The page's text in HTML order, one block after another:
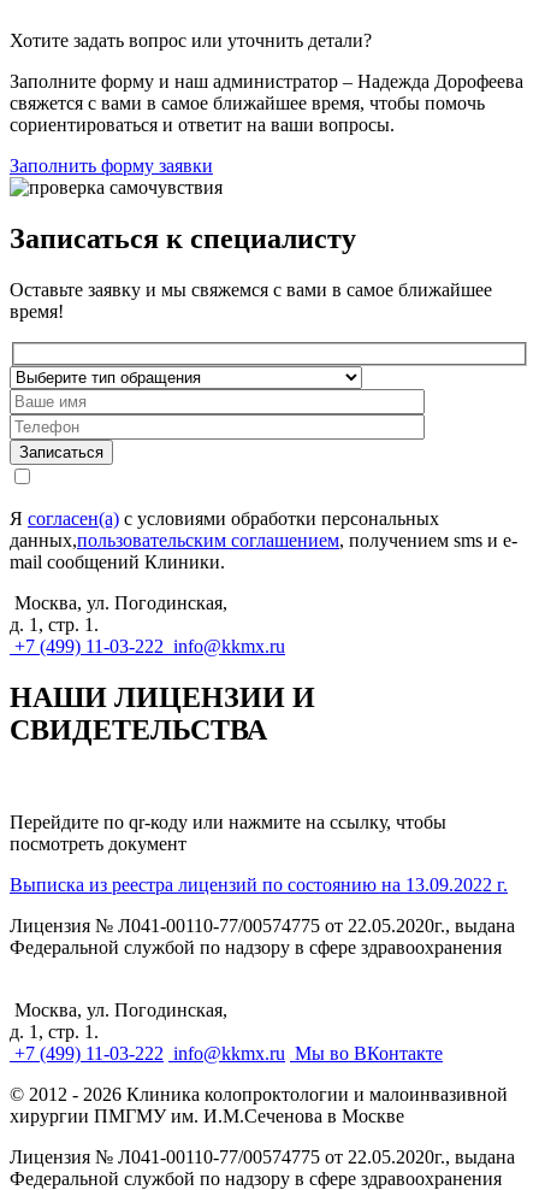
Хотите задать вопрос или уточнить детали?
Заполните форму и наш администратор – Надежда Дорофеева
свяжется с вами в самое ближайшее время, чтобы помочь
сориентироваться и ответит на ваши вопросы.
Заполнить форму заявки
Записаться к специалисту
Оставьте заявку и мы свяжемся с вами в самое ближайшее
время!
Записаться
Я согласен(а) с условиями обработки персональных
данных,пользовательским соглашением, получением sms и e-
mail сообщений Клиники.
Москва, ул. Погодинская,
д. 1, стр. 1.
+7 (499) 11-03-222 info@kkmx.ru
НАШИ ЛИЦЕНЗИИ И
СВИДЕТЕЛЬСТВА
Перейдите по qr-коду или нажмите на ссылку, чтобы
посмотреть документ
Выписка из реестра лицензий по состоянию на 13.09.2022 г.
Лицензия № Л041-00110-77/00574775 от 22.05.2020г., выдана
Федеральной службой по надзору в сфере здравоохранения
Москва, ул. Погодинская,
д. 1, стр. 1.
+7 (499) 11-03-222 info@kkmx.ru Мы во ВКонтакте
© 2012 - 2026 Клиника колопроктологии и малоинвазивной
хирургии ПМГМУ им. И.М.Сеченова в Москве
Лицензия № Л041-00110-77/00574775 от 22.05.2020г., выдана
Федеральной службой по надзору в сфере здравоохранения